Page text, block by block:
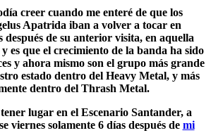
creer cuando me enteré de que los
Apatrida iban a volver a tocar en
después de su anterior visita, en aquella
es que el crecimiento de la banda ha sido
y ahora mismo son el grupo más grande
estado dentro del Heavy Metal, y más
dentro del Thrash Metal.
lugar en el Escenario Santander, a
viernes solamente 6 días después de mi